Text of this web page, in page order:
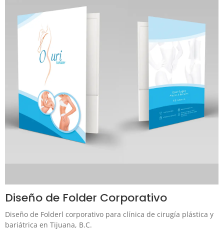
Diseño de Folder Corporativo
Diseño de Folderl corporativo para clínica de cirugía plástica y
bariátrica en Tijuana, B.C.